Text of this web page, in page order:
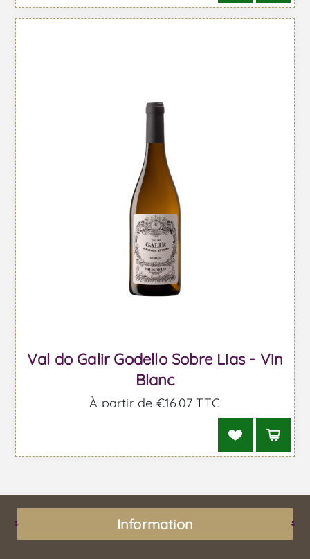
Val do Galir Godello Sobre Lias - Vin
Blanc
À partir de €16,07 TTC
Information